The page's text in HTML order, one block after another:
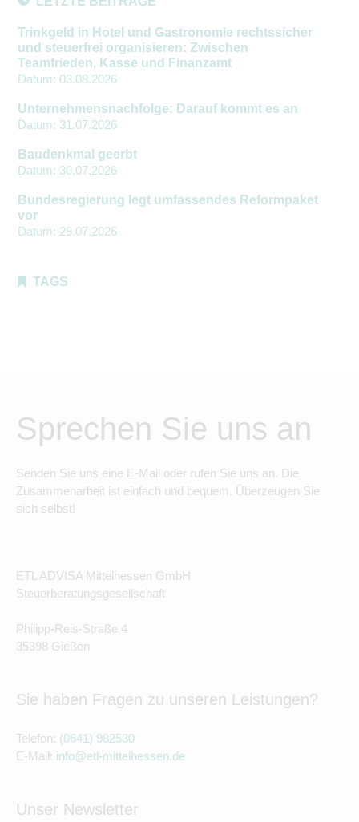
Trinkgeld in Hotel und Gastronomie rechtssicher
und steuerfrei organisieren: Zwischen
Teamfrieden, Kasse und Finanzamt
Datum: 03.08.2026
Unternehmensnachfolge: Darauf kommt es an
Datum: 31.07.2026
Baudenkmal geerbt
Datum: 30.07.2026
Bundesregierung legt umfassendes Reformpaket
vor
Datum: 29.07.2026
TAGS
Sprechen Sie uns an
Senden Sie uns eine E-Mail oder rufen Sie uns an. Die
Zusammenarbeit ist einfach und bequem. Überzeugen Sie
sich selbst!
ETL ADVISA Mittelhessen GmbH
Steuerberatungsgesellschaft
Philipp-Reis-Straße 4
35398 Gießen
Sie haben Fragen zu unseren Leistungen?
Telefon: (0641) 982530
E-Mail: info@etl-mittelhessen.de
Unser Newsletter